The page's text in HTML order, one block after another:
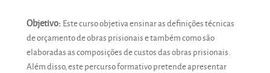
Objetivo: Este curso objetiva ensinar as definições técnicas
de orçamento de obras prisionais e também como são
elaboradas as composições de custos das obras prisionais.
Além disso, este percurso formativo pretende apresentar